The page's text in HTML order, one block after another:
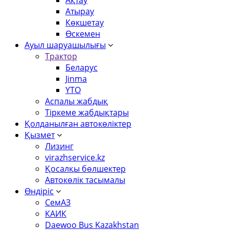
Атырау
Көкшетау
Өскемен
Ауыл шаруашылығы
Трактор
Беларус
Jinma
YTO
Аспалы жабдық
Тіркеме жабдықтары
Қолданылған автокөліктер
Қызмет
Лизинг
virazhservice.kz
Қосалқы бөлшектер
Автокөлік тасымалы
Өндіріс
СемАЗ
КАИК
Daewoo Bus Kazakhstan